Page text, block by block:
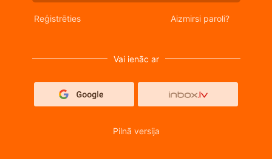
Reģistrēties Aizmirsi paroli?
Vai ienāc ar
Pilnā versija